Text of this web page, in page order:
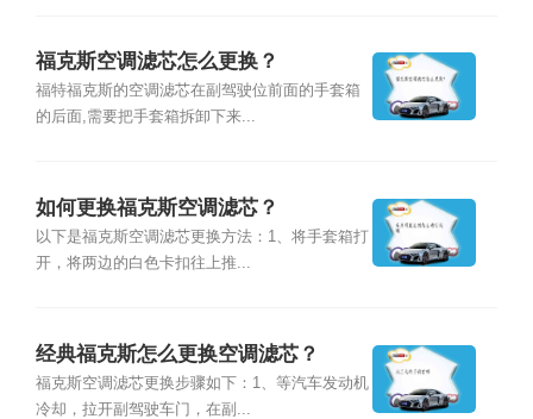
福克斯空调滤芯怎么更换？
福特福克斯的空调滤芯在副驾驶位前面的手套箱
的后面,需要把手套箱拆卸下来...
如何更换福克斯空调滤芯？
以下是福克斯空调滤芯更换方法：1、将手套箱打
开，将两边的白色卡扣往上推...
经典福克斯怎么更换空调滤芯？
福克斯空调滤芯更换步骤如下：1、等汽车发动机
冷却，拉开副驾驶车门，在副...